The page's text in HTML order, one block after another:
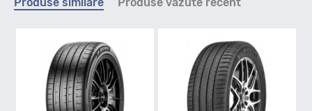
Y - max 300km/h
Indice greutate